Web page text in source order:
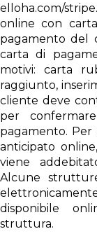
elloha.com/
online con
pagamento del
carta di
motivi: carta
raggiunto,
cliente deve
per
pagamento.
anticipato
viene
Alcune
disponibile
struttura.